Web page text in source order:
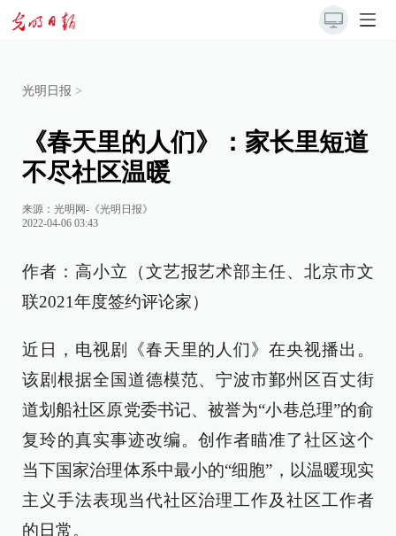
光明日报 >
《春天里的人们》：家长里短道
不尽社区温暖
来源： 光明网-《光明日报》
2022-04-06 03:43
作者：高小立（文艺报艺术部主任、北京市文
联2021年度签约评论家）
近日，电视剧《春天里的人们》在央视播出。
该剧根据全国道德模范、宁波市鄞州区百丈街
道划船社区原党委书记、被誉为“小巷总理”的俞
复玲的真实事迹改编。创作者瞄准了社区这个
当下国家治理体系中最小的“细胞”，以温暖现实
主义手法表现当代社区治理工作及社区工作者
的日常。